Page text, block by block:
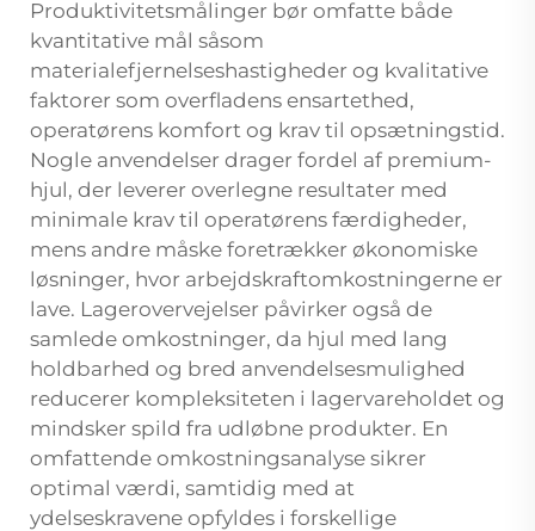
Produktivitetsmålinger bør omfatte både
kvantitative mål såsom
materialefjernelseshastigheder og kvalitative
faktorer som overfladens ensartethed,
operatørens komfort og krav til opsætningstid.
Nogle anvendelser drager fordel af premium-
hjul, der leverer overlegne resultater med
minimale krav til operatørens færdigheder,
mens andre måske foretrækker økonomiske
løsninger, hvor arbejdskraftomkostningerne er
lave. Lagerovervejelser påvirker også de
samlede omkostninger, da hjul med lang
holdbarhed og bred anvendelsesmulighed
reducerer kompleksiteten i lagervareholdet og
mindsker spild fra udløbne produkter. En
omfattende omkostningsanalyse sikrer
optimal værdi, samtidig med at
ydelseskravene opfyldes i forskellige